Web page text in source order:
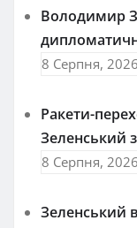
Володимир
8 Серпня, 2026
Ракети-
Зеленський
8 Серпня, 2026
Зеленський